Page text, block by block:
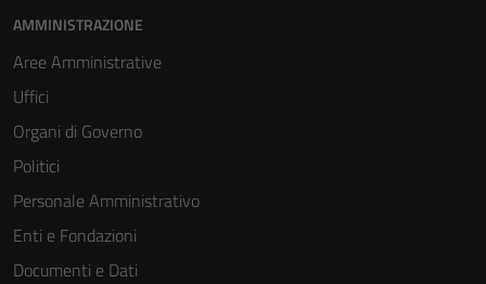
AMMINISTRAZIONE
Aree Amministrative
Uffici
Organi di Governo
Politici
Personale Amministrativo
Enti e Fondazioni
Documenti e Dati